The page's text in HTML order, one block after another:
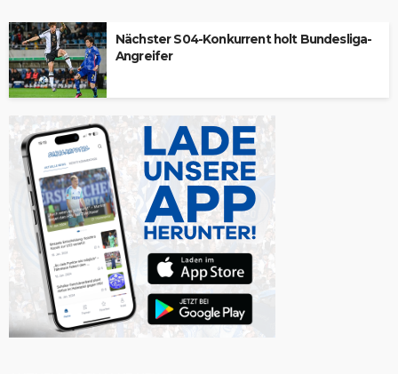
Nächster S04-Konkurrent holt Bundesliga-
Angreifer